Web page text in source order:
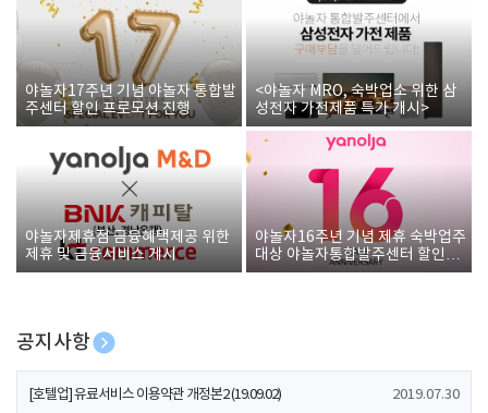
야놀자17주년 기념 야놀자 통합발
주센터 할인 프로모션 진행
<야놀자 MRO, 숙박업소 위한 삼
성전자 가전제품 특가 개시>
야놀자제휴점 금융혜택제공 위한
제휴 및 금융서비스 게시
야놀자16주년 기념 제휴 숙박업주
대상 야놀자통합발주센터 할인쿠
폰 증정
공지사항
[호텔업] 개인정보 처리방침 개정본1 (19.09.02)
[호텔업] 유료서비스 이용약관 개정본2 (19.09.02) 2019.07.30